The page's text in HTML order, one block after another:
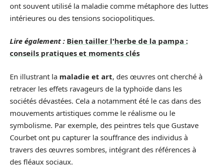
ont souvent utilisé la maladie comme métaphore des luttes
intérieures ou des tensions sociopolitiques.
Lire également : Bien tailler l'herbe de la pampa :
conseils pratiques et moments clés
En illustrant la maladie et art, des œuvres ont cherché à
retracer les effets ravageurs de la typhoïde dans les
sociétés dévastées. Cela a notamment été le cas dans des
mouvements artistiques comme le réalisme ou le
symbolisme. Par exemple, des peintres tels que Gustave
Courbet ont pu capturer la souffrance des individus à
travers des œuvres sombres, intégrant des références à
des fléaux sociaux.